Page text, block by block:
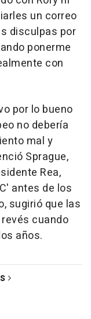
un correo
disculpas por
ponerme
con
por lo bueno
no debería
mal y
Sprague,
Rea,
antes de los
sugirió que las
cuando
años.